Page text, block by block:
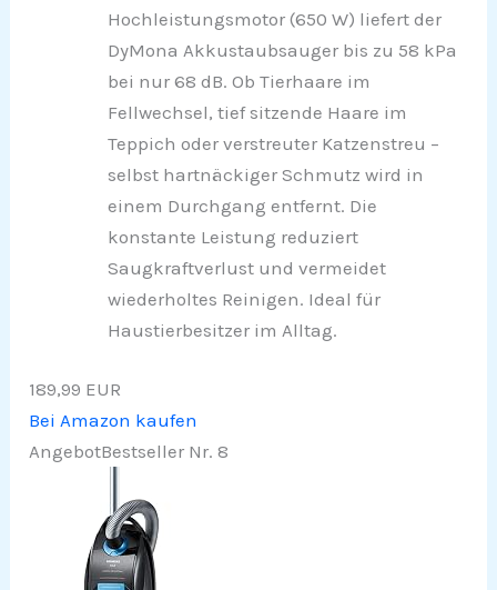
Hochleistungsmotor (650 W) liefert der
DyMona Akkustaubsauger bis zu 58 kPa
bei nur 68 dB. Ob Tierhaare im
Fellwechsel, tief sitzende Haare im
Teppich oder verstreuter Katzenstreu –
selbst hartnäckiger Schmutz wird in
einem Durchgang entfernt. Die
konstante Leistung reduziert
Saugkraftverlust und vermeidet
wiederholtes Reinigen. Ideal für
Haustierbesitzer im Alltag.
189,99 EUR
Bei Amazon kaufen
AngebotBestseller Nr. 8